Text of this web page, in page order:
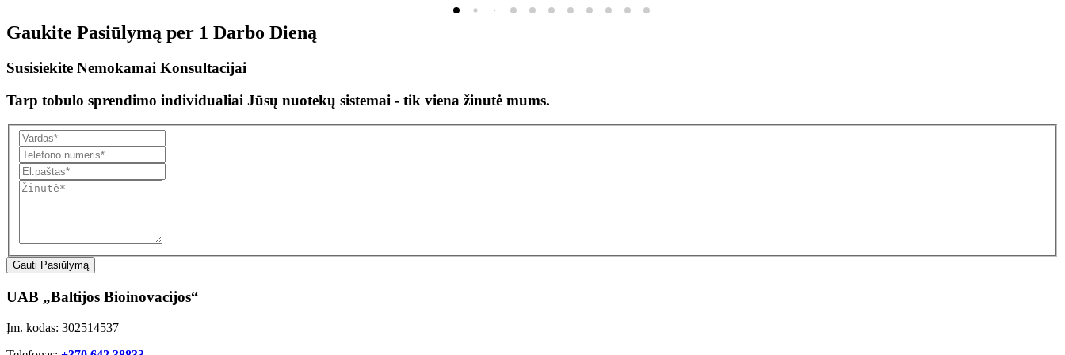
Gaukite Pasiūlymą per 1 Darbo Dieną
Susisiekite Nemokamai Konsultacijai
Tarp tobulo sprendimo individualiai Jūsų nuotekų sistemai - tik viena žinutė mums.
Gauti Pasiūlymą
UAB „Baltijos Bioinovacijos“
Įm. kodas: 302514537